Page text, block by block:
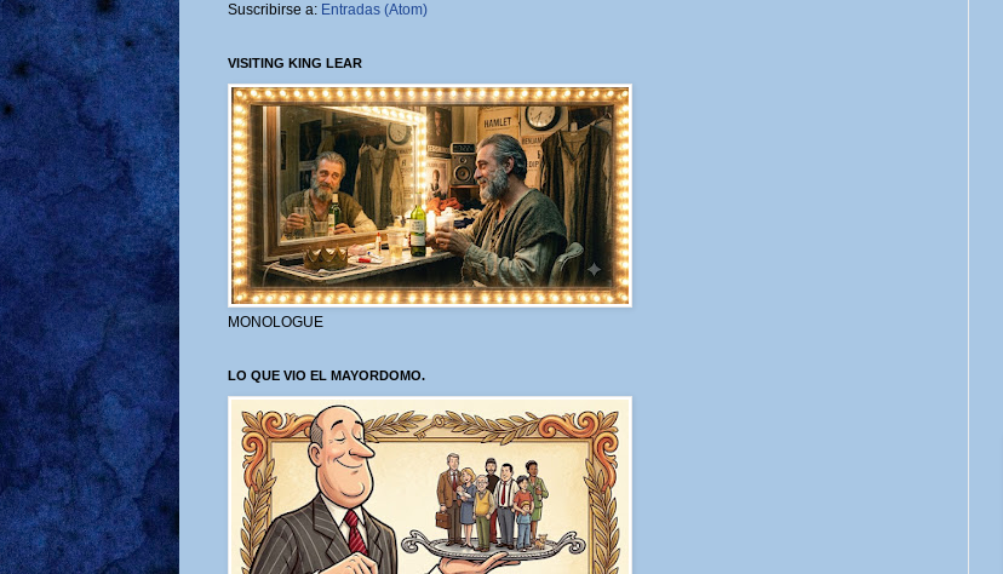
Suscribirse a: Entradas (Atom)
VISITING KING LEAR
MONOLOGUE
LO QUE VIO EL MAYORDOMO.